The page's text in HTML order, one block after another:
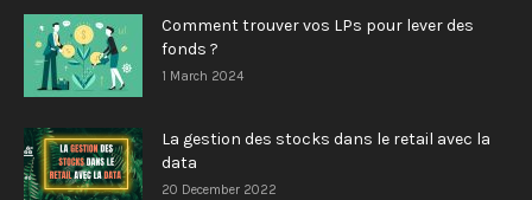
Comment trouver vos LPs pour lever des
fonds ?
1 March 2024
La gestion des stocks dans le retail avec la
data
20 December 2022